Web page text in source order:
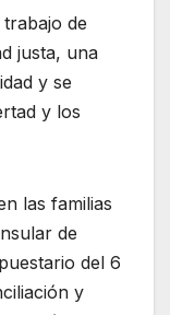
de
justa, una
y se
y los
las familias
de
del 6
y